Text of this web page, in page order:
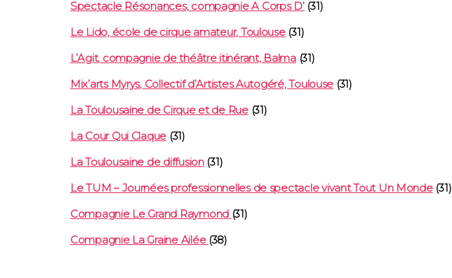
Spectacle Résonances, compagnie A Corps D’(31)
Le Lido, école de cirque amateur, Toulouse(31)
L’Agit, compagnie de théâtre itinérant, Balma(31)
Mix’arts Myrys, Collectif d’Artistes Autogéré, Toulouse (31)
La Toulousaine de Cirque et de Rue(31)
La Cour Qui Claque (31)
La Toulousaine de diffusion(31)
Le TUM – Journées professionnelles de spectacle vivantTout Un Monde(31)
Compagnie Le Grand Raymond (31)
Compagnie La Graine Ailée (38)